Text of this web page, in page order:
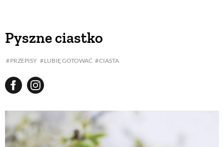
Pyszne ciastko
PRZEPISY LUBIĘ GOTOWAĆ CIASTA